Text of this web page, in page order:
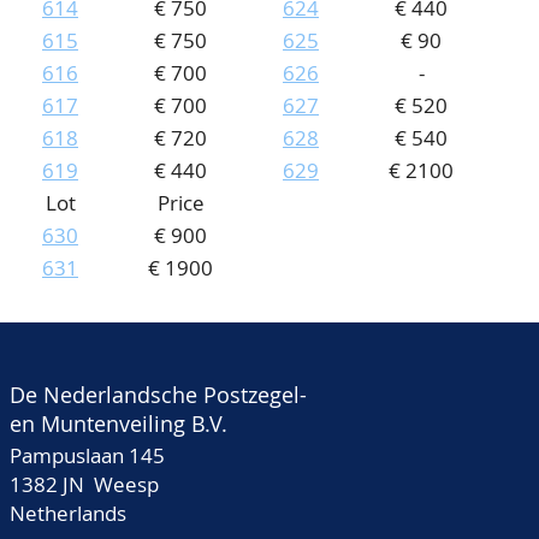
614
€ 750
615
€ 750
616
€ 700
617
€ 700
618
€ 720
619
€ 440
624
€ 440
625
€ 90
626
-
627
€ 520
628
€ 540
629
€ 2100
Lot
Price
630
€ 900
631
€ 1900
De Nederlandsche Postzegel-
en Muntenveiling B.V.
Pampuslaan 145
1382 JN Weesp
Netherlands